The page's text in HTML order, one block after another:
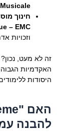
Musicale):
– EMC):
וזכויות
זה לא מעט,
היסודות
להבנה